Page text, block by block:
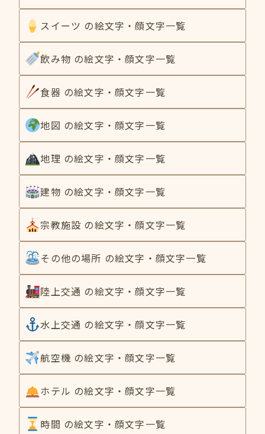
スイーツ の絵文字・顔文字一覧
飲み物 の絵文字・顔文字一覧
食器 の絵文字・顔文字一覧
地図 の絵文字・顔文字一覧
地理 の絵文字・顔文字一覧
建物 の絵文字・顔文字一覧
宗教施設 の絵文字・顔文字一覧
その他の場所 の絵文字・顔文字一覧
陸上交通 の絵文字・顔文字一覧
水上交通 の絵文字・顔文字一覧
航空機 の絵文字・顔文字一覧
ホテル の絵文字・顔文字一覧
時間 の絵文字・顔文字一覧